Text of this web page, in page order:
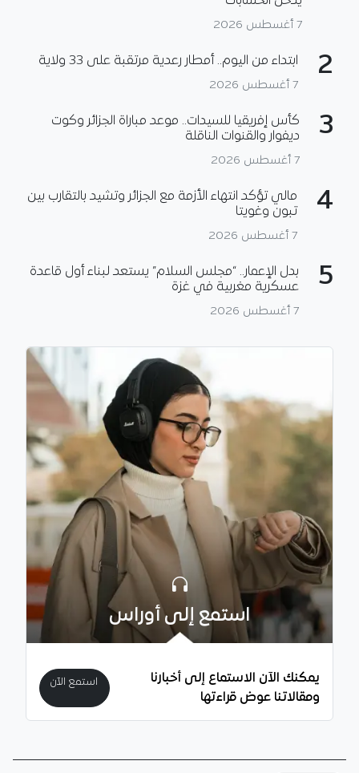
7 أغسطس 2026
2 ابتداء من اليوم.. أمطار رعدية مرتقبة على 33 ولاية
7 أغسطس 2026
3
كأس إفريقيا للسيدات.. موعد مباراة الجزائر وكوت
ديفوار والقنوات الناقلة
7 أغسطس 2026
4
مالي تؤكد انتهاء الأزمة مع الجزائر وتشيد بالتقارب بين
تبون وغويتا
7 أغسطس 2026
5
بدل الإعمار.. “مجلس السلام” يستعد لبناء أول قاعدة
عسكرية مغربية في غزة
7 أغسطس 2026
استمع إلى أوراس
يمكنك الآن الاستماع إلى أخبارنا
ومقالاتنا عوض قراءتها
استمع الآن